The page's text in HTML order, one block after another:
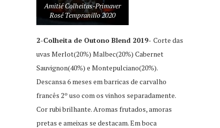
Amitié Colheitas-Primaver
Rosé Tempranillo 2020
2-Colheita de Outono Blend 2019- Corte das
uvas Merlot(20%) Malbec(20%) Cabernet
Sauvignon(40%) e Montepulciano(20%).
Descansa 6 meses em barricas de carvalho
francês 2º uso com os vinhos separadamente.
Cor rubi brilhante. Aromas frutados, amoras
pretas e ameixas se destacam. Em boca